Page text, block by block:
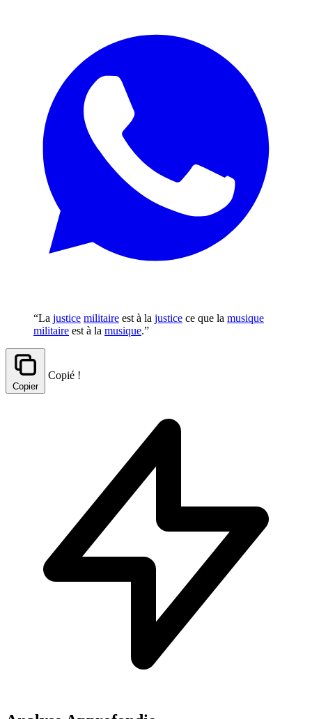
“La justice militaire est à la justice ce que la musique
militaire est à la musique.”
Copier
Copié !